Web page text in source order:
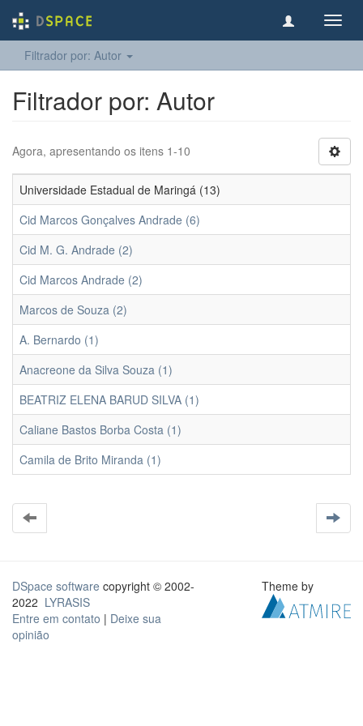
Filtrador por: Autor
Filtrador por: Autor
Agora, apresentando os itens 1-10
Universidade Estadual de Maringá (13)
Cid Marcos Gonçalves Andrade (6)
Cid M. G. Andrade (2)
Cid Marcos Andrade (2)
Marcos de Souza (2)
A. Bernardo (1)
Anacreone da Silva Souza (1)
BEATRIZ ELENA BARUD SILVA (1)
Caliane Bastos Borba Costa (1)
Camila de Brito Miranda (1)
DSpace software copyright © 2002-
2022 LYRASIS
Entre em contato | Deixe sua
opinião
Theme by